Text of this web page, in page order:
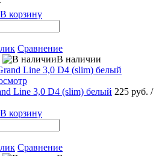
В корзину
Сравнение
В наличии
Line 3,0 D4 (slim) белый 225 руб. /
В корзину
Сравнение